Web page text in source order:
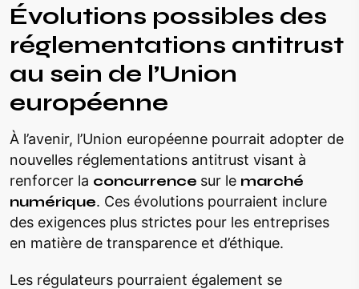
Évolutions possibles des
réglementations antitrust
au sein de l’Union
européenne
À l’avenir, l’Union européenne pourrait adopter de
nouvelles réglementations antitrust visant à
renforcer la concurrence sur le marché
numérique. Ces évolutions pourraient inclure
des exigences plus strictes pour les entreprises
en matière de transparence et d’éthique.
Les régulateurs pourraient également se